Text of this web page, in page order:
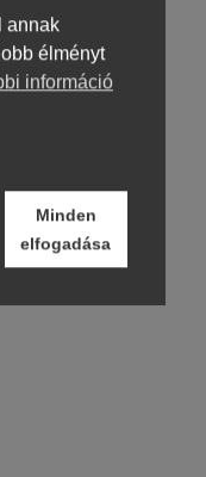
24 hónapos
banki átutalás.
annak
élményt
információ
Minden
elfogadása